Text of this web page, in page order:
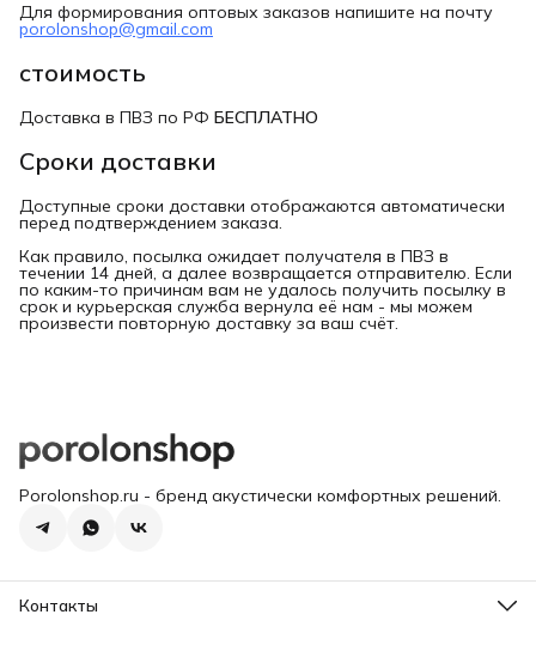
Для формирования оптовых заказов напишите на почту
porolonshop@gmail.com
стоимость
Доставка в ПВЗ по РФ БЕСПЛАТНО
Сроки доставки
Доступные сроки доставки отображаются автоматически
перед подтверждением заказа.
Как правило, посылка ожидает получателя в ПВЗ в
течении 14 дней, а далее возвращается отправителю. Если
по каким-то причинам вам не удалось получить посылку в
срок и курьерская служба вернула её нам - мы можем
произвести повторную доставку за ваш счёт.
Porolonshop.ru - бренд акустически комфортных решений.
Контакты